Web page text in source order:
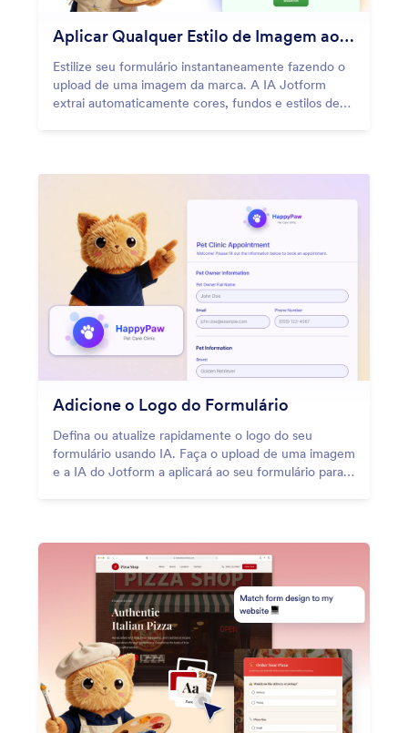
Aplicar Qualquer Estilo de Imagem ao Seu Formulário
Estilize seu formulário instantaneamente fazendo o
upload de uma imagem da marca. A IA Jotform
extrai automaticamente cores, fundos e estilos de
Adicione o Logo do Formulário
Defina ou atualize rapidamente o logo do seu
formulário usando IA. Faça o upload de uma imagem
e a IA do Jotform a aplicará ao seu formulário para